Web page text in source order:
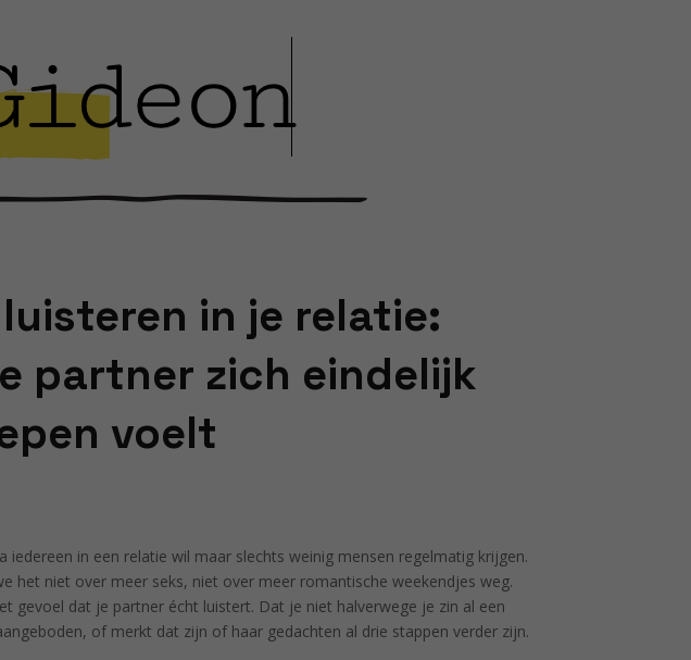
in je relatie:
partner zich eindelijk
voelt
iedereen in een relatie wil maar slechts weinig mensen regelmatig krijgen.
het niet over meer seks, niet over meer romantische weekendjes weg.
gevoel dat je partner écht luistert. Dat je niet halverwege je zin al een
of merkt dat zijn of haar gedachten al drie stappen verder zijn.